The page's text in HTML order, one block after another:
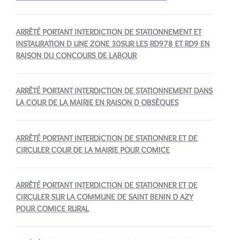
ARRÊTÉ PORTANT INTERDICTION DE STATIONNEMENT ET
INSTAURATION D UNE ZONE 30SUR LES RD978 ET RD9 EN
RAISON DU CONCOURS DE LABOUR
ARRÊTÉ PORTANT INTERDICTION DE STATIONNEMENT DANS
LA COUR DE LA MAIRIE EN RAISON D OBSÈQUES
ARRÊTÉ PORTANT INTERDICTION DE STATIONNER ET DE
CIRCULER COUR DE LA MAIRIE POUR COMICE
ARRÊTÉ PORTANT INTERDICTION DE STATIONNER ET DE
CIRCULER SUR LA COMMUNE DE SAINT BENIN D AZY
POUR COMICE RURAL